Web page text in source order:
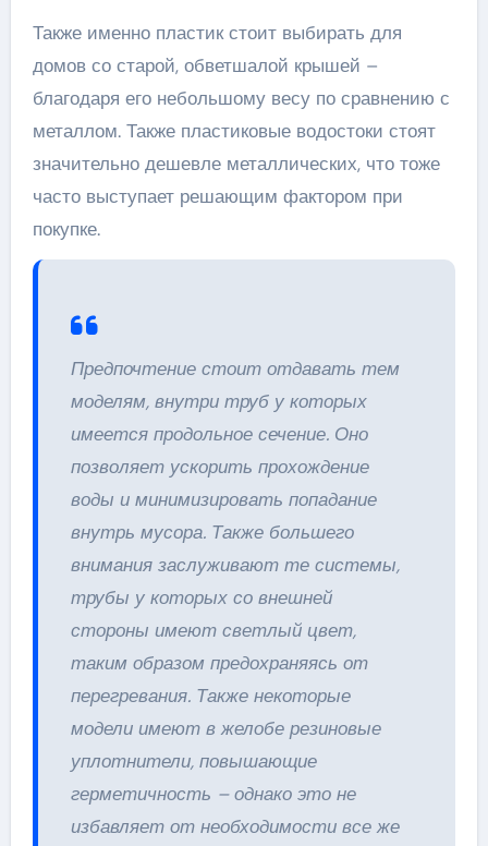
Также именно пластик стоит выбирать для
домов со старой, обветшалой крышей –
благодаря его небольшому весу по сравнению с
металлом. Также пластиковые водостоки стоят
значительно дешевле металлических, что тоже
часто выступает решающим фактором при
покупке.
Предпочтение стоит отдавать тем
моделям, внутри труб у которых
имеется продольное сечение. Оно
позволяет ускорить прохождение
воды и минимизировать попадание
внутрь мусора. Также большего
внимания заслуживают те системы,
трубы у которых со внешней
стороны имеют светлый цвет,
таким образом предохраняясь от
перегревания. Также некоторые
модели имеют в желобе резиновые
уплотнители, повышающие
герметичность – однако это не
избавляет от необходимости все же